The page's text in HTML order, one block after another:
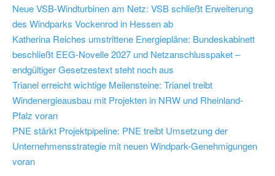
Neue VSB-Windturbinen am Netz: VSB schließt Erweiterung
des Windparks Vockenrod in Hessen ab
Katherina Reiches umstrittene Energiepläne: Bundeskabinett
beschließt EEG-Novelle 2027 und Netzanschlusspaket –
endgültiger Gesetzestext steht noch aus
Trianel erreicht wichtige Meilensteine: Trianel treibt
Windenergieausbau mit Projekten in NRW und Rheinland-
Pfalz voran
PNE stärkt Projektpipeline: PNE treibt Umsetzung der
Unternehmensstrategie mit neuen Windpark-Genehmigungen
voran